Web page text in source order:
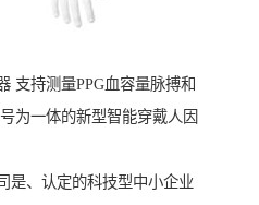
支持测量PPG血容量脉搏和
为一体的新型智能穿戴人因
是、认定的科技型中小企业